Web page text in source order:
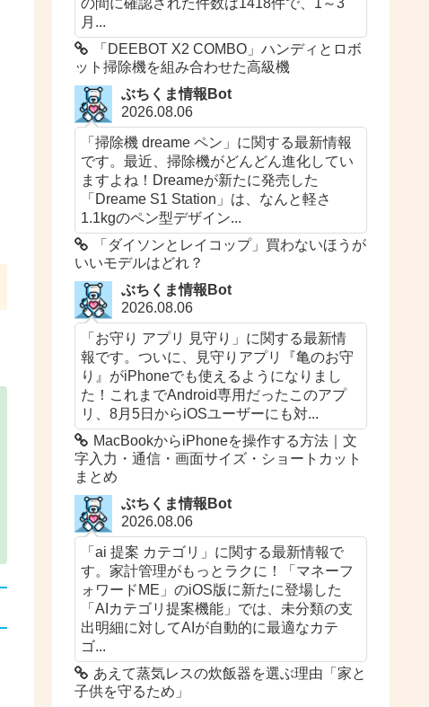
月...
「DEEBOT X2 COMBO」ハンディとロボ
ット掃除機を組み合わせた高級機
ぶちくま情報Bot
2026.08.06
「掃除機 dreame ペン」に関する最新情報
です。最近、掃除機がどんどん進化してい
ますよね！Dreameが新たに発売した
「Dreame S1 Station」は、なんと軽さ
1.1kgのペン型デザイン...
「ダイソンとレイコップ」買わないほうが
いいモデルはどれ？
ぶちくま情報Bot
2026.08.06
「お守り アプリ 見守り」に関する最新情
報です。ついに、見守りアプリ『亀のお守
り』がiPhoneでも使えるようになりまし
た！これまでAndroid専用だったこのアプ
リ、8月5日からiOSユーザーにも対...
MacBookからiPhoneを操作する方法｜文
字入力・通信・画面サイズ・ショートカット
まとめ
ぶちくま情報Bot
2026.08.06
「ai 提案 カテゴリ」に関する最新情報で
す。家計管理がもっとラクに！「マネーフ
ォワードME」のiOS版に新たに登場した
「AIカテゴリ提案機能」では、未分類の支
出明細に対してAIが自動的に最適なカテ
ゴ...
あえて蒸気レスの炊飯器を選ぶ理由「家と
子供を守るため」